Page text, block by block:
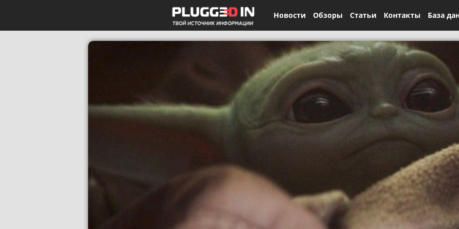
Новости Обзоры Статьи Контакты База